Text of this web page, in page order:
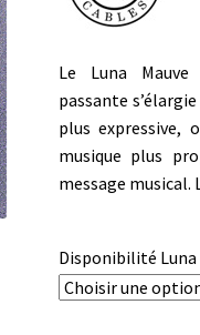
Le Luna
passante s’élargie
plus expressive,
musique plus
message
Disponibilité Luna